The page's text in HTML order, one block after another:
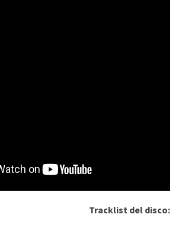
Tracklist del disco: